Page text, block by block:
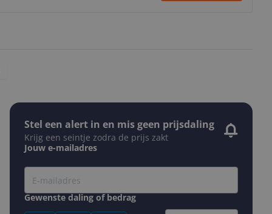
Stel een alert in en mis geen prijsdaling
Krijg een seintje zodra de prijs zakt
Jouw e-mailadres
Gewenste daling of bedrag
Gewenste prijs